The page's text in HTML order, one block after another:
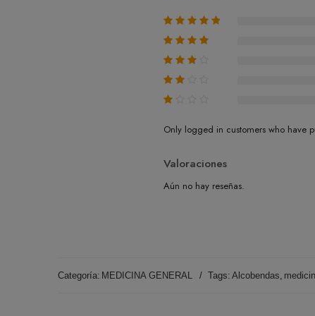
Only logged in customers who have
Valoraciones
Aún no hay reseñas.
Categoría: MEDICINA GENERAL Tags: Alcobendas